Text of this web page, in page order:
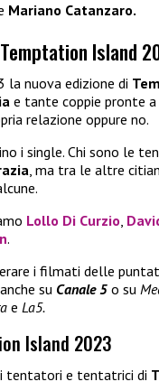
Mariano Catanzaro.
Island
la nuova edizione di
e tante coppie pronte
relazione oppure no.
i single. Chi sono le
, ma tra le altre
Lollo Di Curzio,
.
i filmati delle
su Canale 5 o su
e La5.
Island 2023
tentatori e tentatrici di